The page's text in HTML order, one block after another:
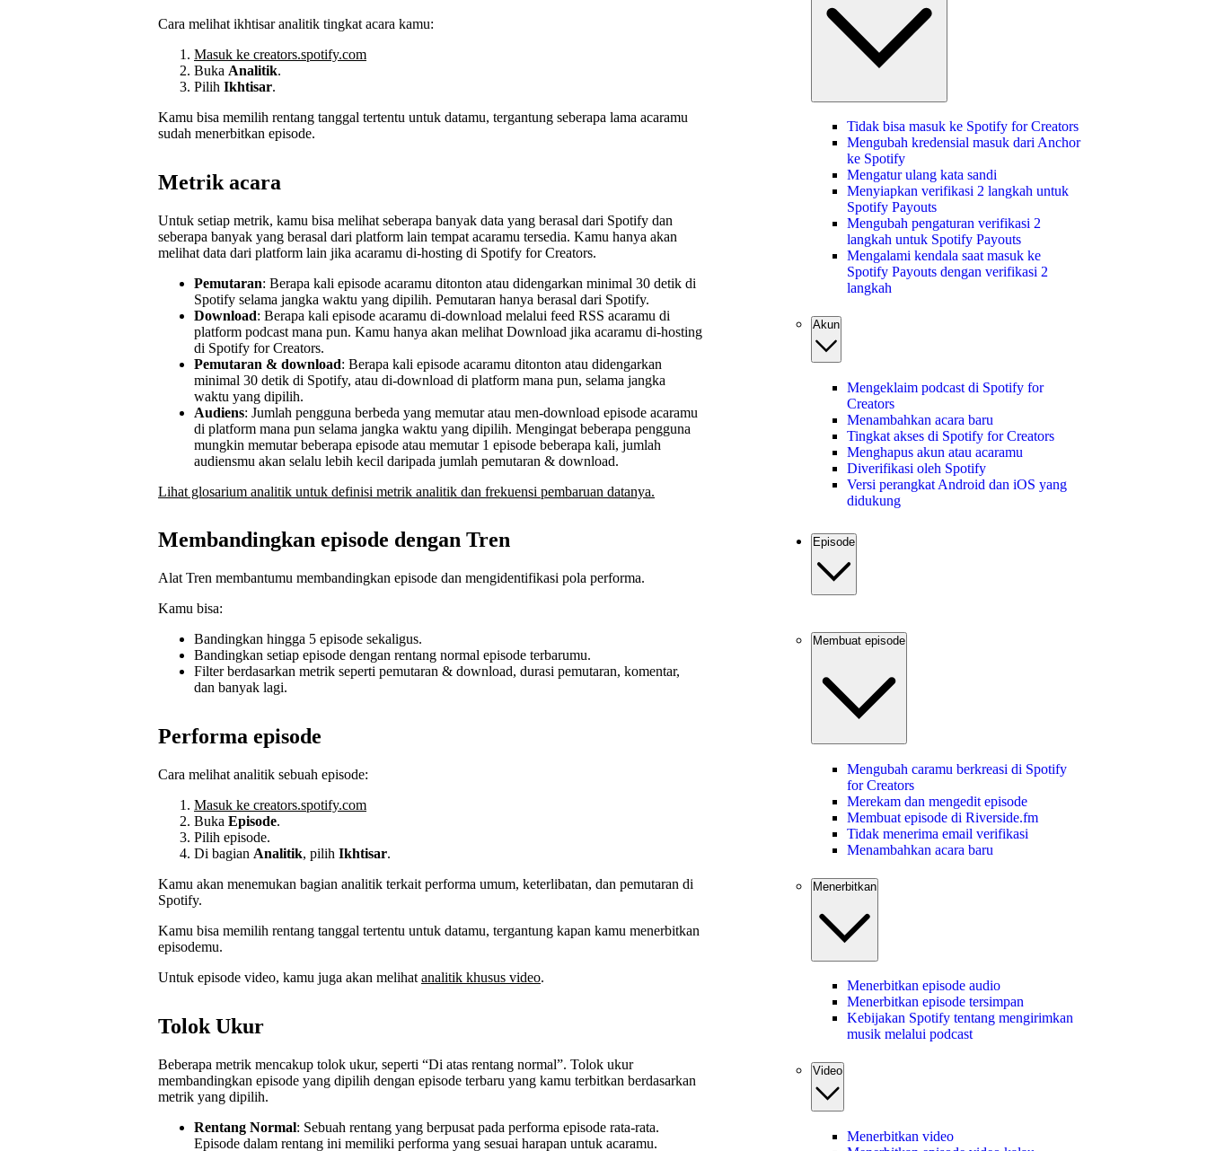
Cara melihat ikhtisar analitik tingkat acara kamu:
Masuk ke creators.spotify.com
Buka Analitik.
Pilih Ikhtisar.
Kamu bisa memilih rentang tanggal tertentu untuk datamu, tergantung seberapa lama acaramu
sudah menerbitkan episode.
Metrik acara
Untuk setiap metrik, kamu bisa melihat seberapa banyak data yang berasal dari Spotify dan
seberapa banyak yang berasal dari platform lain tempat acaramu tersedia. Kamu hanya akan
melihat data dari platform lain jika acaramu di-hosting di Spotify for Creators.
Pemutaran: Berapa kali episode acaramu ditonton atau didengarkan minimal 30 detik di
Spotify selama jangka waktu yang dipilih. Pemutaran hanya berasal dari Spotify.
Download: Berapa kali episode acaramu di-download melalui feed RSS acaramu di
platform podcast mana pun. Kamu hanya akan melihat Download jika acaramu di-hosting
di Spotify for Creators.
Pemutaran & download: Berapa kali episode acaramu ditonton atau didengarkan
minimal 30 detik di Spotify, atau di-download di platform mana pun, selama jangka
waktu yang dipilih.
Audiens: Jumlah pengguna berbeda yang memutar atau men-download episode acaramu
di platform mana pun selama jangka waktu yang dipilih. Mengingat beberapa pengguna
mungkin memutar beberapa episode atau memutar 1 episode beberapa kali, jumlah
audiensmu akan selalu lebih kecil daripada jumlah pemutaran & download.
Lihat glosarium analitik untuk definisi metrik analitik dan frekuensi pembaruan datanya.
Membandingkan episode dengan Tren
Alat Tren membantumu membandingkan episode dan mengidentifikasi pola performa.
Kamu bisa:
Bandingkan hingga 5 episode sekaligus.
Bandingkan setiap episode dengan rentang normal episode terbarumu.
Filter berdasarkan metrik seperti pemutaran & download, durasi pemutaran, komentar,
dan banyak lagi.
Performa episode
Cara melihat analitik sebuah episode:
Masuk ke creators.spotify.com
Buka Episode.
Pilih episode.
Di bagian Analitik, pilih Ikhtisar.
Kamu akan menemukan bagian analitik terkait performa umum, keterlibatan, dan pemutaran di
Spotify.
Kamu bisa memilih rentang tanggal tertentu untuk datamu, tergantung kapan kamu menerbitkan
episodemu.
Untuk episode video, kamu juga akan melihat analitik khusus video.
Tolok Ukur
Beberapa metrik mencakup tolok ukur, seperti “Di atas rentang normal”. Tolok ukur
membandingkan episode yang dipilih dengan episode terbaru yang kamu terbitkan berdasarkan
metrik yang dipilih.
Rentang Normal: Sebuah rentang yang berpusat pada performa episode rata-rata.
Episode dalam rentang ini memiliki performa yang sesuai harapan untuk acaramu.
Tidak bisa masuk ke Spotify for Creators
Mengubah kredensial masuk dari Anchor
ke Spotify
Mengatur ulang kata sandi
Menyiapkan verifikasi 2 langkah untuk
Spotify Payouts
Mengubah pengaturan verifikasi 2
langkah untuk Spotify Payouts
Mengalami kendala saat masuk ke
Spotify Payouts dengan verifikasi 2
langkah
Akun
Mengeklaim podcast di Spotify for
Creators
Menambahkan acara baru
Tingkat akses di Spotify for Creators
Menghapus akun atau acaramu
Diverifikasi oleh Spotify
Versi perangkat Android dan iOS yang
didukung
Episode
Membuat episode
Mengubah caramu berkreasi di Spotify
for Creators
Merekam dan mengedit episode
Membuat episode di Riverside.fm
Tidak menerima email verifikasi
Menambahkan acara baru
Menerbitkan
Menerbitkan episode audio
Menerbitkan episode tersimpan
Kebijakan Spotify tentang mengirimkan
musik melalui podcast
Video
Menerbitkan video